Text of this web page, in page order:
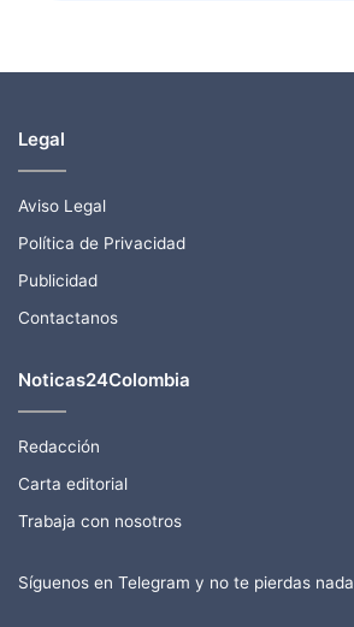
Legal
Aviso Legal
Política de Privacidad
Publicidad
Contactanos
Noticas24Colombia
Redacción
Carta editorial
Trabaja con nosotros
Síguenos en Telegram y no te pierdas nada